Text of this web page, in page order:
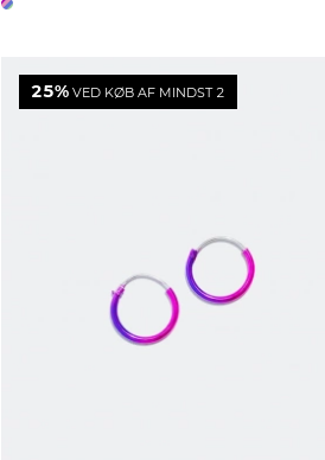
25% VED KØB AF MINDST 2